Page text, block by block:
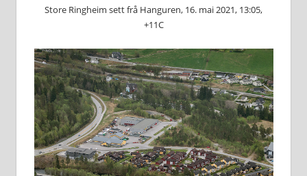
Store Ringheim sett frå Hanguren, 16. mai 2021, 13:05,
+11C